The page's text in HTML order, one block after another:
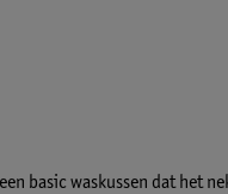
basic waskussen dat het